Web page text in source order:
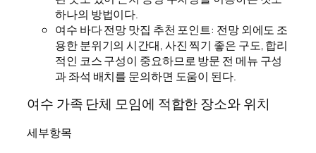
하나의 방법이다.
여수 바다 전망 맛집 추천 포인트: 전망 외에도 조
용한 분위기의 시간대, 사진 찍기 좋은 구도, 합리
적인 코스 구성이 중요하므로 방문 전 메뉴 구성
과 좌석 배치를 문의하면 도움이 된다.
여수 가족 단체 모임에 적합한 장소와 위치
세부항목